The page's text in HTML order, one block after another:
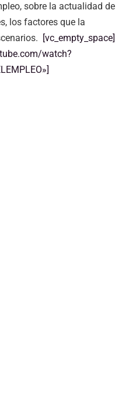
sobre la actualidad de
los factores que la
[vc_empty_space]
watch?